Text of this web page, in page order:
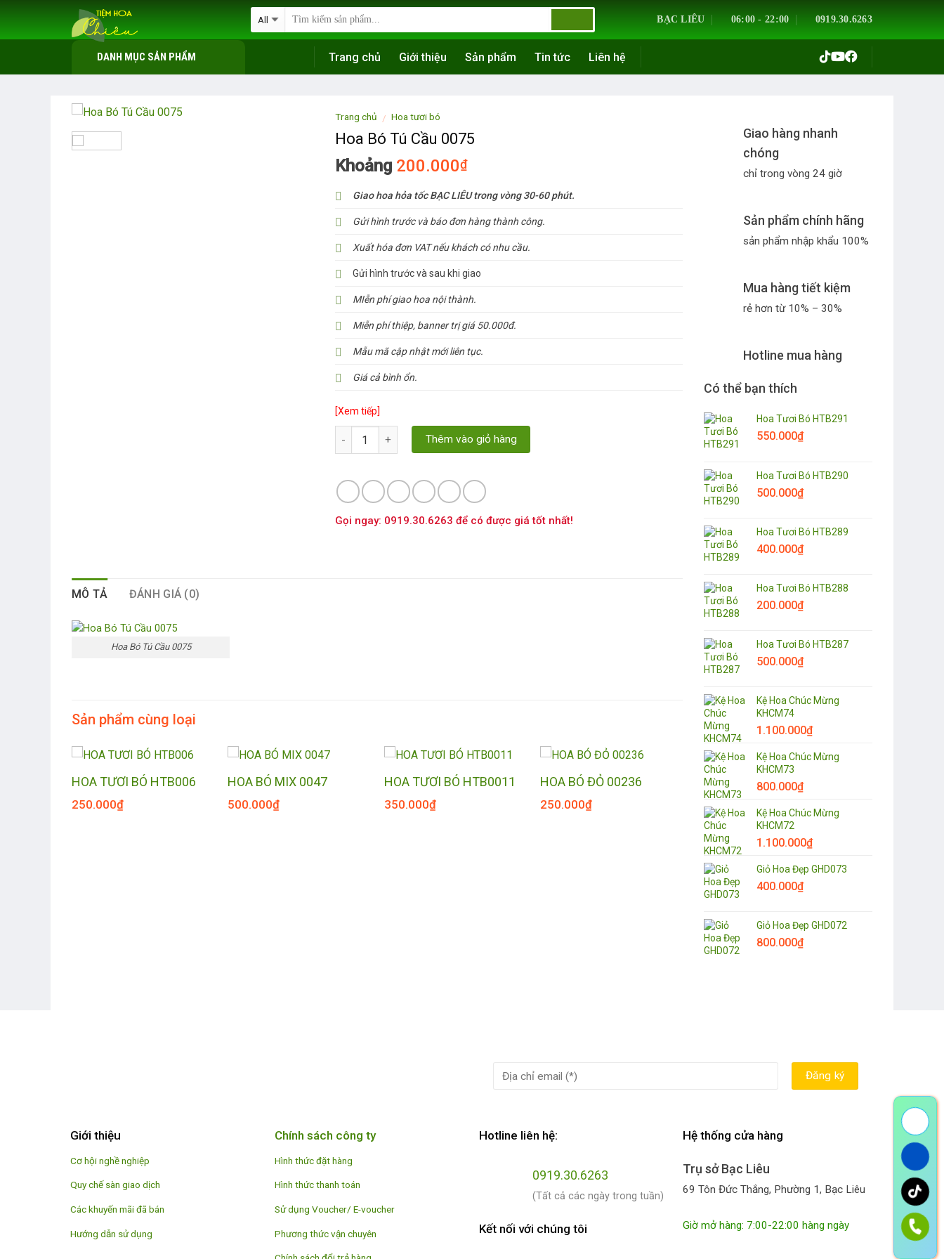
content
BẠC LIÊU 06:00 - 22:00 0919.30.6263
DANH MỤC SẢN PHẨM Trang chủ Giới thiệu Sản phẩm Tin tức Liên hệ
Trang chủ / Hoa tươi bó
Hoa Bó Tú Cầu 0075
Khoảng 200.000₫
Giao hoa hỏa tốc BẠC LIÊU trong vòng 30-60 phút.
Gửi hình trước và báo đơn hàng thành công.
Xuất hóa đơn VAT nếu khách có nhu cầu.
Gửi hình trước và sau khi giao
MIễn phí giao hoa nội thành.
Miễn phí thiệp, banner trị giá 50.000đ.
Mẫu mã cập nhật mới liên tục.
Giá cả bình ổn.
[Xem tiếp]
Số lượng Thêm vào giỏ hàng
Gọi ngay: 0919.30.6263 để có được giá tốt nhất!
MÔ TẢ ĐÁNH GIÁ (0)
Hoa Bó Tú Cầu 0075
Sản phẩm cùng loại
HOA TƯƠI BÓ HTB006
250.000₫
HOA BÓ MIX 0047
500.000₫
HOA TƯƠI BÓ HTB0011
350.000₫
HOA BÓ ĐỎ 00236
250.000₫
Giao hàng nhanh
chóng
chỉ trong vòng 24 giờ
Sản phẩm chính hãng
sản phẩm nhập khẩu 100%
Mua hàng tiết kiệm
rẻ hơn từ 10% – 30%
Hotline mua hàng
Có thể bạn thích
Hoa Tươi Bó HTB291
550.000₫
Hoa Tươi Bó HTB290
500.000₫
Hoa Tươi Bó HTB289
400.000₫
Hoa Tươi Bó HTB288
200.000₫
Hoa Tươi Bó HTB287
500.000₫
Kệ Hoa Chúc Mừng
KHCM74
1.100.000₫
Kệ Hoa Chúc Mừng
KHCM73
800.000₫
Kệ Hoa Chúc Mừng
KHCM72
1.100.000₫
Giỏ Hoa Đẹp GHD073
400.000₫
Giỏ Hoa Đẹp GHD072
800.000₫
Giới thiệu
Cơ hội nghề nghiệp
Quy chế sàn giao dịch
Các khuyến mãi đã bán
Hướng dẫn sử dụng
Chính sách công ty
Hình thức đặt hàng
Hình thức thanh toán
Sử dụng Voucher/ E-voucher
Phương thức vận chuyên
Hotline liên hệ:
0919.30.6263
(Tất cả các ngày trong tuần)
Kết nối với chúng tôi
Hệ thống cửa hàng
Trụ sở Bạc Liêu
69 Tôn Đức Thắng, Phường 1, Bạc Liêu
Giờ mở hàng: 7:00-22:00 hàng ngày